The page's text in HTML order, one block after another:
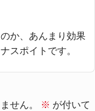
か、あんまり効果
スポイトです。
せん。 ※ が付いて